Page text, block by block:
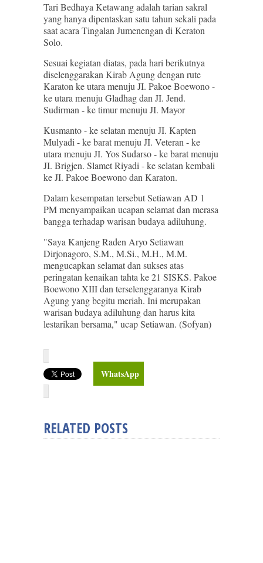
Tari Bedhaya Ketawang adalah tarian sakral
yang hanya dipentaskan satu tahun sekali pada
saat acara Tingalan Jumenengan di Keraton
Solo.
Sesuai kegiatan diatas, pada hari berikutnya
diselenggarakan Kirab Agung dengan rute
Karaton ke utara menuju JI. Pakoe Boewono -
ke utara menuju Gladhag dan JI. Jend.
Sudirman - ke timur menuju JI. Mayor
Kusmanto - ke selatan menuju JI. Kapten
Mulyadi - ke barat menuju JI. Veteran - ke
utara menuju JI. Yos Sudarso - ke barat menuju
JI. Brigjen. Slamet Riyadi - ke selatan kembali
ke JI. Pakoe Boewono dan Karaton.
Dalam kesempatan tersebut Setiawan AD 1
PM menyampaikan ucapan selamat dan merasa
bangga terhadap warisan budaya adiluhung.
"Saya Kanjeng Raden Aryo Setiawan
Dirjonagoro, S.M., M.Si., M.H., M.M.
mengucapkan selamat dan sukses atas
peringatan kenaikan tahta ke 21 SISKS. Pakoe
Boewono XIII dan terselenggaranya Kirab
Agung yang begitu meriah. Ini merupakan
warisan budaya adiluhung dan harus kita
lestarikan bersama," ucap Setiawan. (Sofyan)
WhatsApp
RELATED POSTS